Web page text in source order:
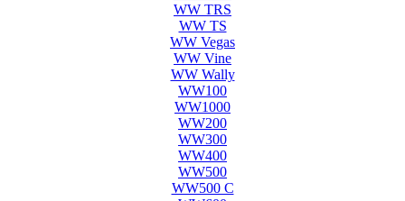
WW TRS
WW TS
WW Vegas
WW Vine
WW Wally
WW100
WW1000
WW200
WW300
WW400
WW500
WW500 С